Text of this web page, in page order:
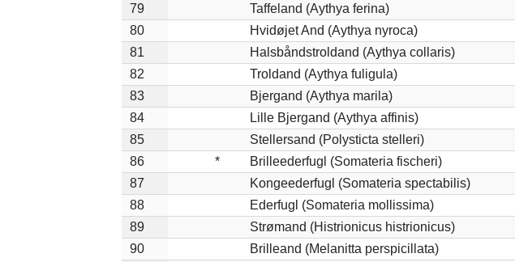
79
Taffeland (Aythya ferina)
80
Hvidøjet And (Aythya nyroca)
81
Halsbåndstroldand (Aythya collaris)
82
Troldand (Aythya fuligula)
83
Bjergand (Aythya marila)
84
Lille Bjergand (Aythya affinis)
85
Stellersand (Polysticta stelleri)
86
*
Brilleederfugl (Somateria fischeri)
87
Kongeederfugl (Somateria spectabilis)
88
Ederfugl (Somateria mollissima)
89
Strømand (Histrionicus histrionicus)
90
Brilleand (Melanitta perspicillata)